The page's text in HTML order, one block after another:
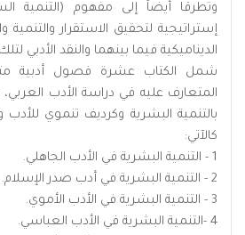
وتطرقا أيضاً إلى مفهوم (التنمية
إستراتيجية لتحقيق الاستقرار والتنمية
الديناميكية فيما بينهما والنقد الأدبي
شمل الكتاب عشرة فصول أدبية
المتعارف عليه في دراسة الأدب
بالتنمية البشرية وكرديف تنموي
كالآتي:
1 - التنمية البشرية في الأدب الجاهلي.
2 - التنمية البشرية في أدب صدر الإسلام.
3 - التنمية البشرية في الأدب الأموي.
4 -التنمية البشرية في الأدب العباسي.